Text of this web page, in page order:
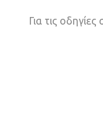
Για τις